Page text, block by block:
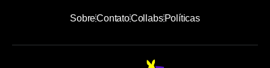
SobreContatoCollabsPolíticas